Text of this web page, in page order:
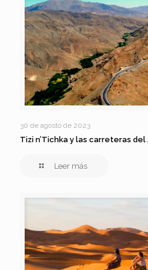
30 de agosto de 2023
Tizi n’Tichka y las carreteras
Leer más